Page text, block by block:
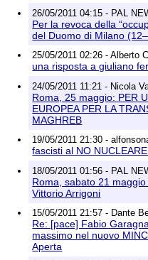
26/05/2011 04:15 - PAL
Per la revoca della
del Duomo di Milano
25/05/2011 02:26 - Alberto
una risposta a giuliano
24/05/2011 11:21 - Nicola
Roma, 25 maggio: PER
EUROPEA PER LA
MAGHREB
19/05/2011 21:30 -
fascisti al NO
18/05/2011 01:56 - PAL
Roma, sabato 21
Vittorio Arrigoni
15/05/2011 21:57 - Dante
Re: [pace] Fabio
massimo nel nuovo
Aperta